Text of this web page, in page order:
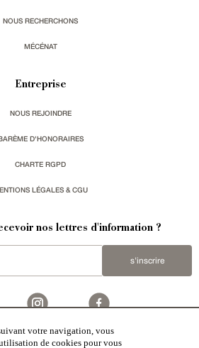
NOUS RECHERCHONS
MÉCÉNAT
Entreprise
NOUS REJOINDRE
D'HONORAIRES
CHARTE RGPD
LÉGALES & CGU
nos lettres d'information ?
s'inscrire
basée à Paris, ayant créé un réseau national spécialisé
votre navigation, vous
de cookies pour vous